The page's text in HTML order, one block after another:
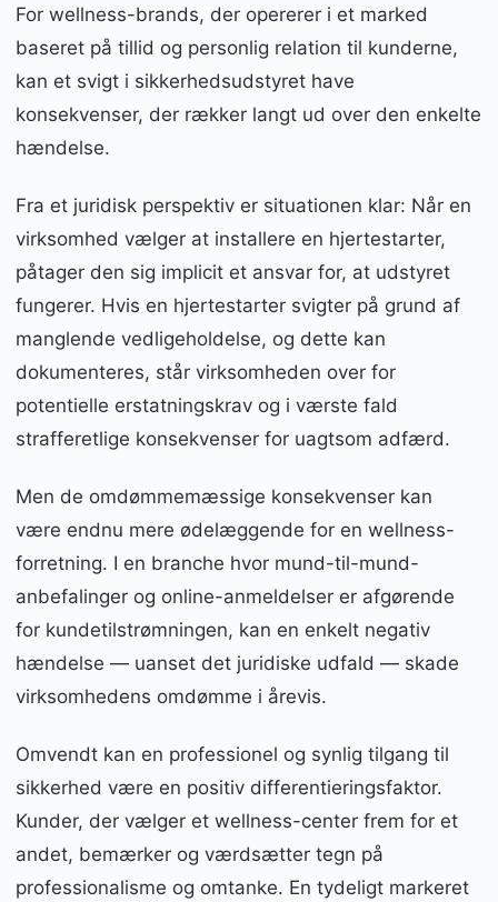
For wellness-brands, der opererer i et marked
baseret på tillid og personlig relation til kunderne,
kan et svigt i sikkerhedsudstyret have
konsekvenser, der rækker langt ud over den enkelte
hændelse.
Fra et juridisk perspektiv er situationen klar: Når en
virksomhed vælger at installere en hjertestarter,
påtager den sig implicit et ansvar for, at udstyret
fungerer. Hvis en hjertestarter svigter på grund af
manglende vedligeholdelse, og dette kan
dokumenteres, står virksomheden over for
potentielle erstatningskrav og i værste fald
strafferetlige konsekvenser for uagtsom adfærd.
Men de omdømmemæssige konsekvenser kan
være endnu mere ødelæggende for en wellness-
forretning. I en branche hvor mund-til-mund-
anbefalinger og online-anmeldelser er afgørende
for kundetilstrømningen, kan en enkelt negativ
hændelse — uanset det juridiske udfald — skade
virksomhedens omdømme i årevis.
Omvendt kan en professionel og synlig tilgang til
sikkerhed være en positiv differentieringsfaktor.
Kunder, der vælger et wellness-center frem for et
andet, bemærker og værdsætter tegn på
professionalisme og omtanke. En tydeligt markeret